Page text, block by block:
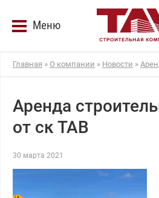
Меню
Главная » О компании » Новости »
Аренда
от ск ТАВ
30 марта 2021